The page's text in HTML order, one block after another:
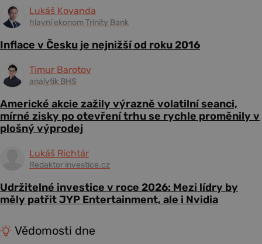
Lukáš Kovanda
hlavní ekonom Trinity Bank
Inflace v Česku je nejnižší od roku 2016
Timur Barotov
analytik BHS
Americké akcie zažily výrazně volatilní seanci,
mírné zisky po otevření trhu se rychle proměnily v
plošný výprodej
Lukáš Richtár
Redaktor investice.cz
Udržitelné investice v roce 2026: Mezi lídry by
měly patřit JYP Entertainment, ale i Nvidia
Vědomosti dne